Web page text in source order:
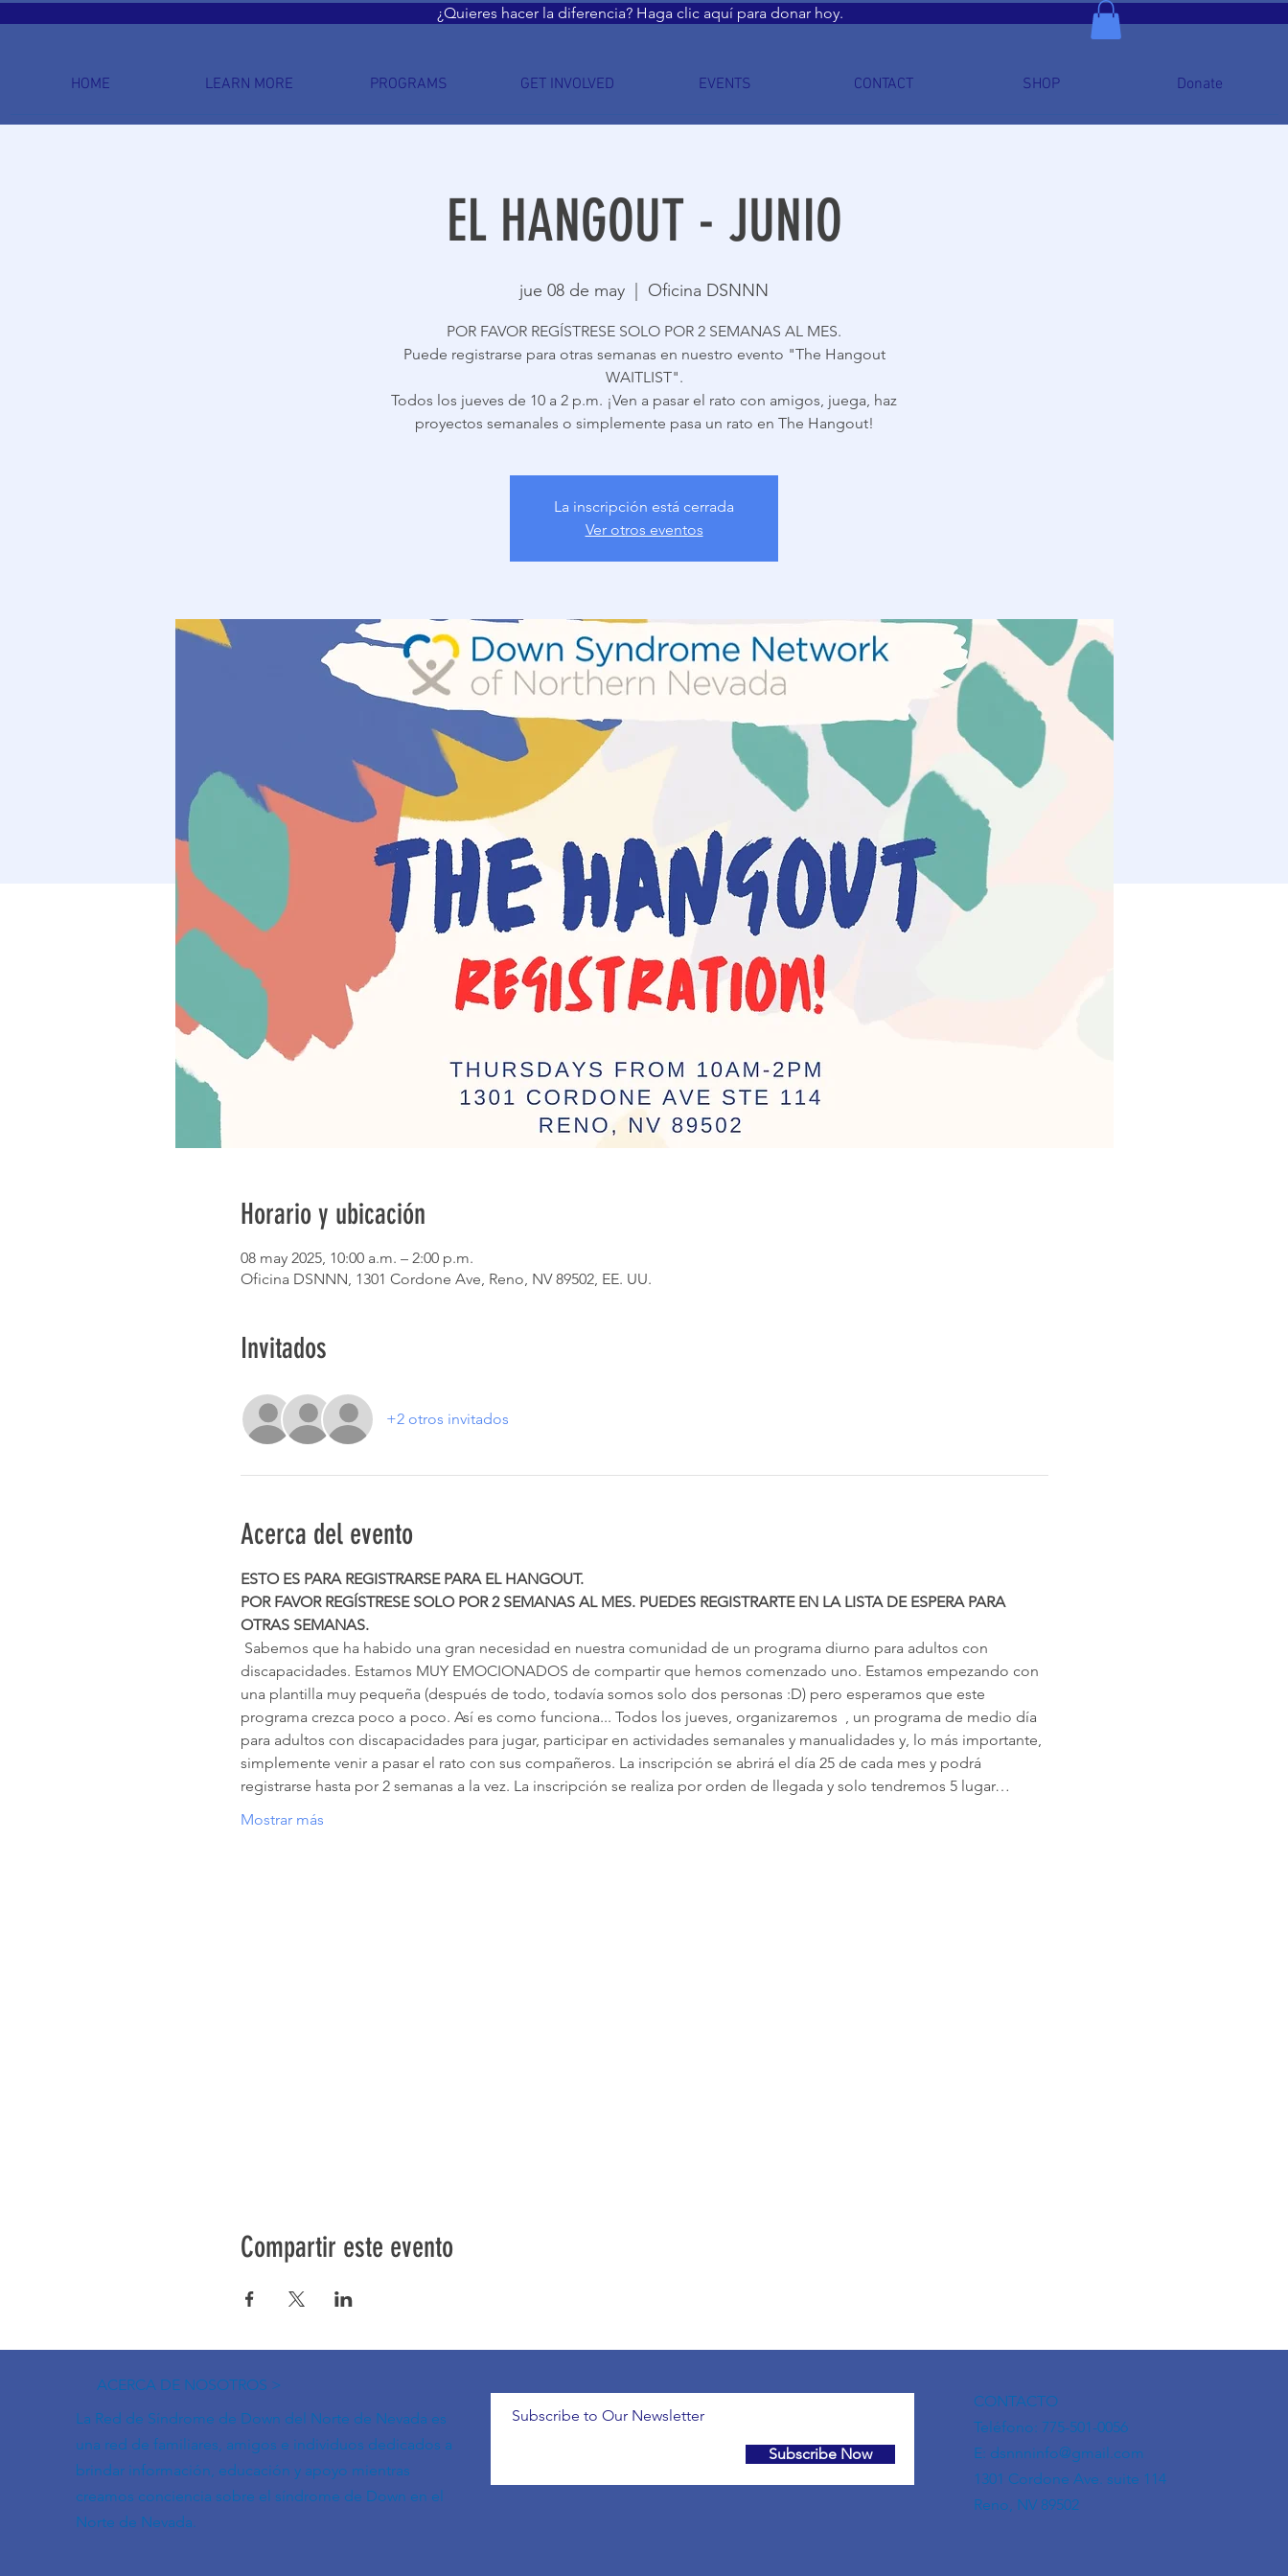
¿Quieres hacer la diferencia? Haga clic aquí para donar hoy.
HOME LEARN MORE PROGRAMS GET INVOLVED EVENTS CONTACT SHOP Donate
EL HANGOUT - JUNIO
jue 08 de may
  |
Oficina DSNNN
POR FAVOR REGÍSTRESE SOLO POR 2 SEMANAS AL MES.
Puede registrarse para otras semanas en nuestro evento "The Hangout
WAITLIST".
Todos los jueves de 10 a 2 p.m. ¡Ven a pasar el rato con amigos, juega, haz
proyectos semanales o simplemente pasa un rato en The Hangout!
La inscripción está cerrada
Ver otros eventos
Horario y ubicación
08 may 2025, 10:00 a.m. – 2:00 p.m.
Oficina DSNNN, 1301 Cordone Ave, Reno, NV 89502, EE. UU.
Invitados
+2 otros invitados
Acerca del evento
ESTO ES PARA REGISTRARSE PARA EL HANGOUT.
POR FAVOR REGÍSTRESE SOLO POR 2 SEMANAS AL MES. PUEDES REGISTRARTE EN LA LISTA DE ESPERA PARA
OTRAS SEMANAS.
discapacidades. Estamos MUY EMOCIONADOS de compartir que hemos comenzado uno. Estamos empezando con
una plantilla muy pequeña (después de todo, todavía somos solo dos personas :D) pero esperamos que este
programa crezca poco a poco. Así es como funciona... Todos los jueves, organizaremos
, un programa de medio día
para adultos con discapacidades para jugar, participar en actividades semanales y manualidades y, lo más importante,
simplemente venir a pasar el rato con sus compañeros. La inscripción se abrirá el día 25 de cada mes y podrá
registrarse hasta por 2 semanas a la vez. La inscripción se realiza por orden de llegada y solo tendremos 5 lugar…
Mostrar más
Compartir este evento
ACERCA DE NOSOTROS >
La Red de Síndrome de Down del Norte de Nevada es
una red de familiares, amigos e individuos dedicados a
brindar información, educación y apoyo mientras
creamos conciencia sobre el síndrome de Down en el
Norte de Nevada.
Subscribe to Our Newsletter
Subscribe Now
CONTACTO
Teléfono: 775-501-0056
E: dsnnninfo@gmail.com
1301 Cordone Ave. suite 114
Reno, NV 89502